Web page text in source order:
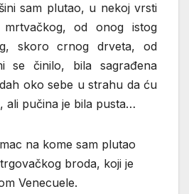
sam plutao, u nekoj vrsti
mrtvačkog, od onog istog
skoro crnog drveta, od
se činilo, bila sagrađena
oko sebe u strahu da ću
ali pučina je bila pusta…
na kome sam plutao
broda, koji je
Venecuele.